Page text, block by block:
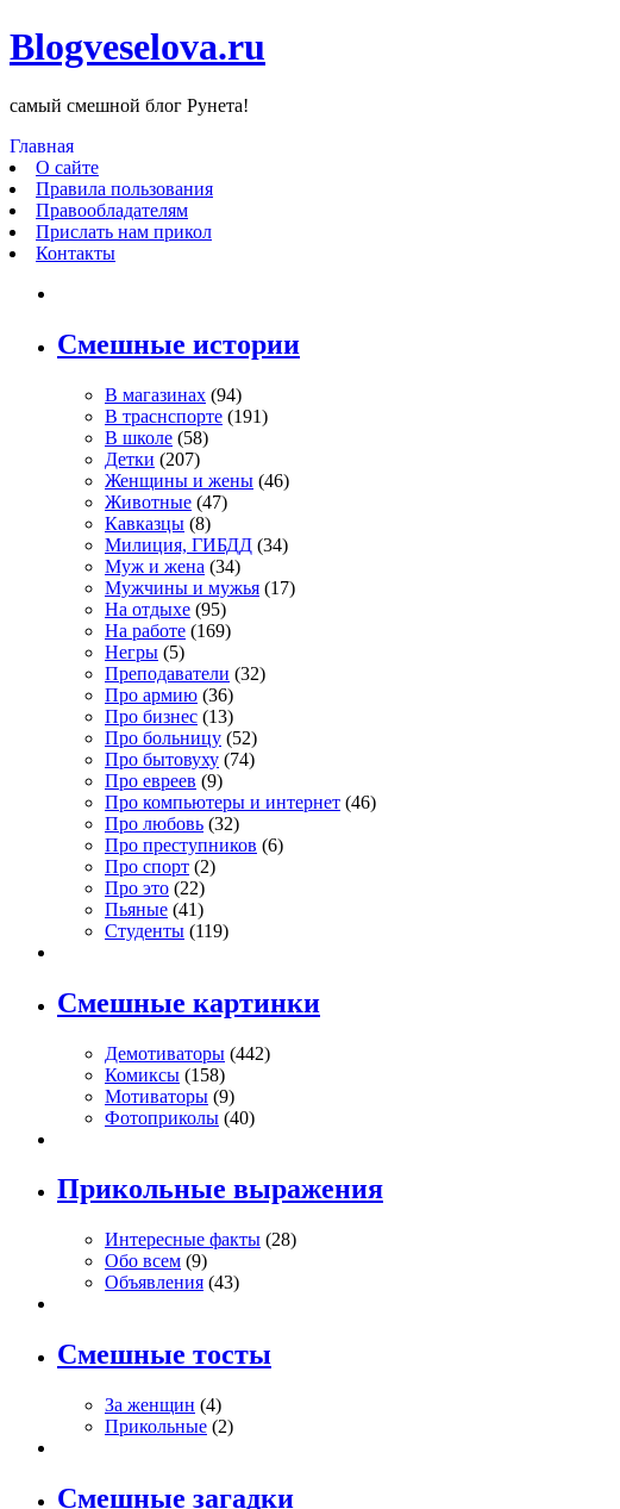
Blogveselova.ru
самый смешной блог Рунета!
Главная
О сайте
Правила пользования
Правообладателям
Прислать нам прикол
Контакты
Смешные истории
В магазинах (94)
В траснспорте (191)
В школе (58)
Детки (207)
Женщины и жены (46)
Животные (47)
Кавказцы (8)
Милиция, ГИБДД (34)
Муж и жена (34)
Мужчины и мужья (17)
На отдыхе (95)
На работе (169)
Негры (5)
Преподаватели (32)
Про армию (36)
Про бизнес (13)
Про больницу (52)
Про бытовуху (74)
Про евреев (9)
Про компьютеры и интернет (46)
Про любовь (32)
Про преступников (6)
Про спорт (2)
Про это (22)
Пьяные (41)
Студенты (119)
Смешные картинки
Демотиваторы (442)
Комиксы (158)
Мотиваторы (9)
Фотоприколы (40)
Прикольные выражения
Интересные факты (28)
Обо всем (9)
Объявления (43)
Смешные тосты
За женщин (4)
Прикольные (2)
Смешные загадки